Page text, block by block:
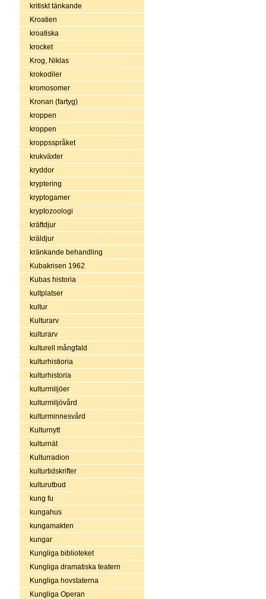
kritiskt tänkande
Kroatien
kroatiska
krocket
Krog, Niklas
krokodiler
kromosomer
Kronan (fartyg)
kroppen
kroppen
kroppsspråket
krukväxter
kryddor
kryptering
kryptogamer
kryptozoologi
kräftdjur
kräldjur
kränkande behandling
Kubakrisen 1962
Kubas historia
kultplatser
kultur
Kulturarv
kulturarv
kulturell mångfald
kulturhistioria
kulturhistoria
kulturmiljöer
kulturmiljövård
kulturminnesvård
Kulturnytt
kulturnät
Kulturradion
kulturtidskrifter
kulturutbud
kung fu
kungahus
kungamakten
kungar
Kungliga biblioteket
Kungliga dramatiska teatern
Kungliga hovstaterna
Kungliga Operan